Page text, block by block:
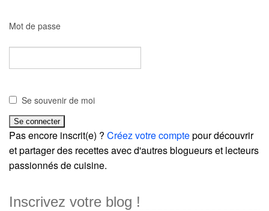
Mot de passe
Se souvenir de moi
Pas encore inscrit(e) ? Créez votre comptepour découvrir
et partager des recettes avec d'autres blogueurs et lecteurs
passionnés de cuisine.
Inscrivez votre blog !